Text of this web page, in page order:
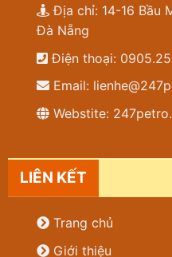
Địa chỉ: 14-16 Bầu
Đà Nẵng
Điện thoại:
Email:
Webstite:
LIÊN KẾT
Trang chủ
Giới thiệu